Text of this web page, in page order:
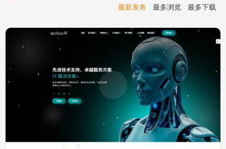
一键生成应用》免费
》免费
响应式多语言企业公司简单通用模板
文章采集插件（支持多模型）
￥20.00
hk****70 安装《地图位置选取插件》免费
hk****70 安装《sitemaps站点地图》免费
hk****28 安装《
Technoai科技人工智能IT服务多用途网
》￥39.90
响应式多语言白色主题通用企业站》免费
双语言响应式科技通用模板》
免费
C**y 安装《双语言响应式科技通用模板》免费
最新发布 最多浏览 最多下载